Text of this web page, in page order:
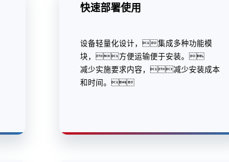
快速部署使用
设备轻量化设计，集成多种功能模
块，方便运输便于安装。
减少实施要求内容，减少安装成本
和时间。